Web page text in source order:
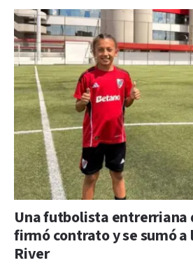
Una futbolista entrerriana
firmó contrato y se sumó
River